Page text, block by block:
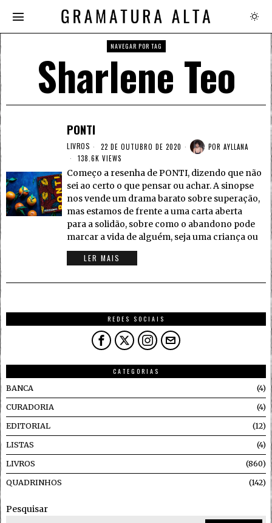
NAVEGAR POR TAG
Sharlene Teo
PONTI
LIVROS 22 DE OUTUBRO DE 2020 POR AYLLANA
138.6K VIEWS
Começo a resenha de PONTI, dizendo que não
sei ao certo o que pensar ou achar. A sinopse
nos vende um drama barato sobre superação,
mas estamos de frente a uma carta aberta
para a solidão, sobre como o abandono pode
marcar a vida de alguém, seja uma criança ou
LER MAIS
REDES SOCIAIS
CATEGORIAS
BANCA
4
CURADORIA 4
EDITORIAL 12
LISTAS 4
LIVROS 860
QUADRINHOS 142
Pesquisar